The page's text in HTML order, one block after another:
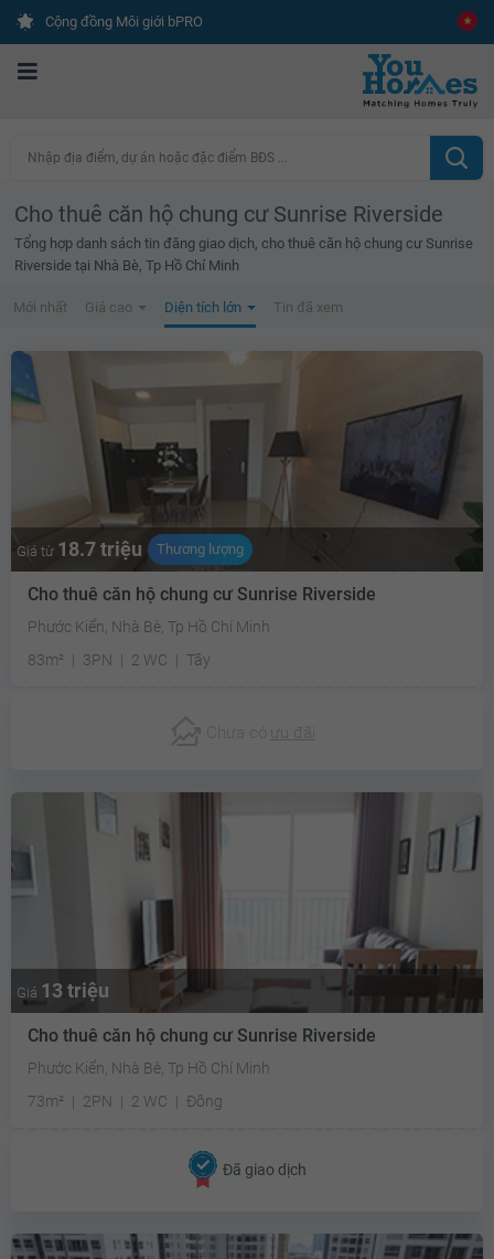
Cộng đồng Môi giới bPRO
Nhập địa điểm, dự án hoặc đặc điểm BĐS ...
Cho thuê căn hộ chung cư Sunrise Riverside
Tổng hợp danh sách tin đăng giao dịch, cho thuê căn hộ chung cư Sunrise
Riverside tại Nhà Bè, Tp Hồ Chí Minh
Mới nhất Giá cao Diện tích lớn Tin đã xem
Giá từ 18.7 triệu Thương lượng
Cho thuê căn hộ chung cư Sunrise Riverside
Phước Kiển, Nhà Bè, Tp Hồ Chí Minh
83m²
3PN 2 WC Tây
Chưa có ưu đãi
Giá 13 triệu
Cho thuê căn hộ chung cư Sunrise Riverside
Phước Kiển, Nhà Bè, Tp Hồ Chí Minh
73m²
2PN 2 WC Đông
Đã giao dịch